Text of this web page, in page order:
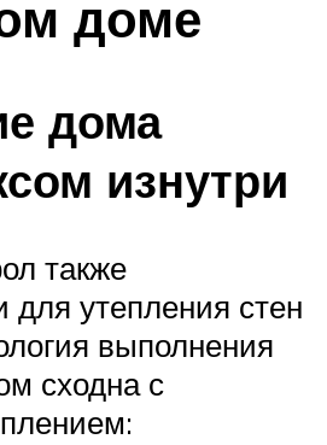
доме
дома
изнутри
также
для утепления стен
выполнения
сходна с